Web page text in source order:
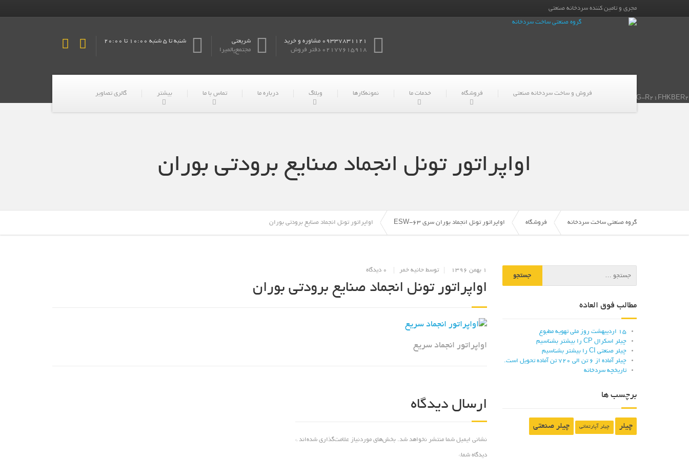
مجری و تامین کننده سردخانه صنعتی
09337831121 مشاوره و خرید
02177615918 دفتر فروش
شریعتی
مجتمع‌پالمیرا
شنبه تا 5 شنبه 10:00 تا 20:00
فروش و ساخت سردخانه صنعتی فروشگاه خدمات ما نمونه‌کارها وبلاگ درباره ما تماس با ما بیشتر گالری تصاویر
G-R21FHKBER2
اواپراتور تونل انجماد صنایع برودتی بوران
گروه صنعتی ساخت سردخانه فروشگاه اواپراتور تونل انجماد بوران سری ESW-63 اواپراتور تونل انجماد صنایع برودتی بوران
1 بهمن 1396 توسط حانیه خمر 0 دیدگاه
اواپراتور تونل انجماد صنایع برودتی بوران
اواپراتور انجماد سریع
ارسال دیدگاه
نشانی ایمیل شما منتشر نخواهد شد. بخش‌های موردنیاز علامت‌گذاری شده‌اند*
دیدگاه شما*
مطالب فوق العاده
15 اردیبهشت روز ملی تهویه مطبوع
چیلر اسکرال CP را بیشتر بشناسیم
چیلر صنعتی CI را بیشتر بشناسیم
چیلر آماده از 6 تن الی 720 تن آماده تحویل است.
تاریخچه سردخانه
برچسب ها
چیلر چیلر آپارتمانی چیلر صنعتی